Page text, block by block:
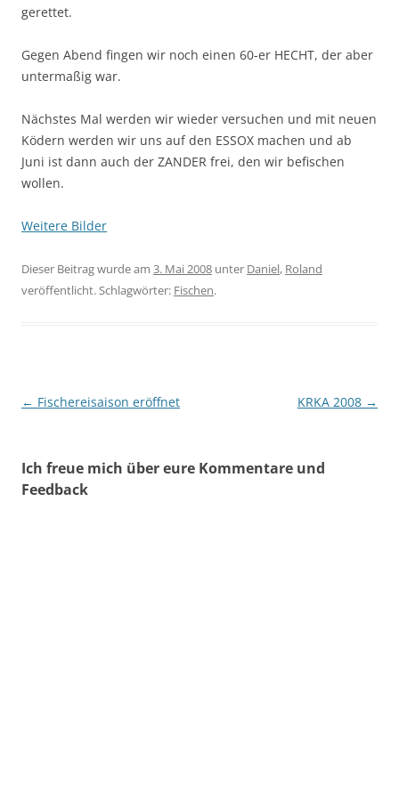
gerettet.
Gegen Abend fingen wir noch einen 60-er HECHT, der aber
untermaßig war.
Nächstes Mal werden wir wieder versuchen und mit neuen
Ködern werden wir uns auf den ESSOX machen und ab
Juni ist dann auch der ZANDER frei, den wir befischen
wollen.
Weitere Bilder
Dieser Beitrag wurde am 3. Mai 2008 unter Daniel, Roland
veröffentlicht. Schlagwörter: Fischen.
Beitragsnavigation
← Fischereisaison eröffnet KRKA 2008 →
Ich freue mich über eure Kommentare und
Feedback